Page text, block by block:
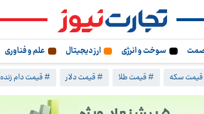
سوخت و انرژی ارز دیجیتال علم و فناوری
سکه # قیمت طلا # قیمت دلار # قیمت دام زنده